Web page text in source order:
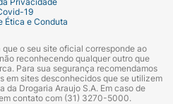
19
Ética e Conduta
o seu site oficial corresponde ao
reconhecendo qualquer outro que
Para sua segurança recomendamos
em sites desconhecidos que se utilizem
da Drogaria Araujo S.A. Em caso de
contato com (31) 3270-5000.